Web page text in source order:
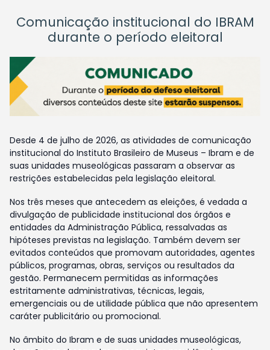
Comunicação institucional do IBRAM
durante o período eleitoral
Desde 4 de julho de 2026, as atividades de comunicação
institucional do Instituto Brasileiro de Museus – Ibram e de
suas unidades museológicas passaram a observar as
restrições estabelecidas pela legislação eleitoral.
Nos três meses que antecedem as eleições, é vedada a
divulgação de publicidade institucional dos órgãos e
entidades da Administração Pública, ressalvadas as
hipóteses previstas na legislação. Também devem ser
evitados conteúdos que promovam autoridades, agentes
públicos, programas, obras, serviços ou resultados da
gestão. Permanecem permitidas as informações
estritamente administrativas, técnicas, legais,
emergenciais ou de utilidade pública que não apresentem
caráter publicitário ou promocional.
No âmbito do Ibram e de suas unidades museológicas,